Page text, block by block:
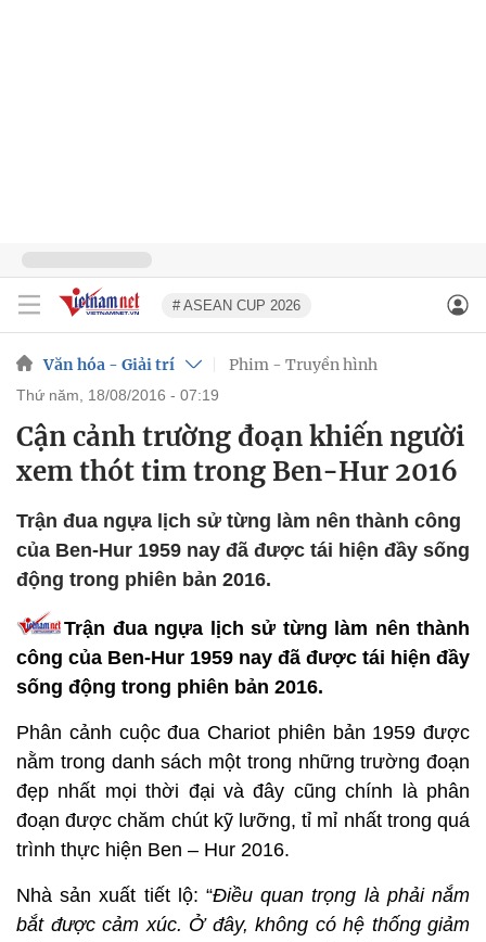
# ASEAN CUP 2026
Văn hóa - Giải trí Phim - Truyền hình
thứ năm, 18/08/2016 - 07:19
Cận cảnh trường đoạn khiến người
xem thót tim trong Ben-Hur 2016
Trận đua ngựa lịch sử từng làm nên thành công
của Ben-Hur 1959 nay đã được tái hiện đầy sống
động trong phiên bản 2016.
Trận đua ngựa lịch sử từng làm nên thành
công của Ben-Hur 1959 nay đã được tái hiện đầy
sống động trong phiên bản 2016.
Phân cảnh cuộc đua Chariot phiên bản 1959 được
nằm trong danh sách một trong những trường đoạn
đẹp nhất mọi thời đại và đây cũng chính là phân
đoạn được chăm chút kỹ lưỡng, tỉ mỉ nhất trong quá
trình thực hiện Ben – Hur 2016.
Nhà sản xuất tiết lộ: “Điều quan trọng là phải nắm
bắt được cảm xúc. Ở đây, không có hệ thống giảm